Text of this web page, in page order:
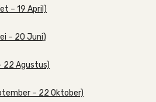
– 19 April)
– 20 Juni)
22 Agustus)
– 22 Oktober)